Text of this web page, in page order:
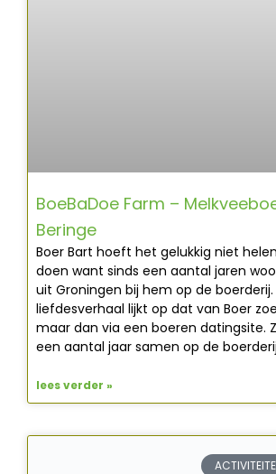
BoeBaDoe Farm –
Beringe
Boer Bart hoeft het gelukkig niet
doen want sinds een aantal jaren
uit Groningen bij hem op de boerderij.
liefdesverhaal lijkt op dat van Boer
maar dan via een boeren datingsite.
een aantal jaar samen op de boerderij
lees verder »